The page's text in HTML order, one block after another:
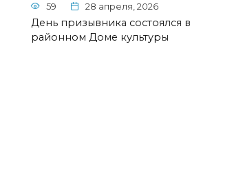
59 28 апреля, 2026
День призывника состоялся в
районном Доме культуры